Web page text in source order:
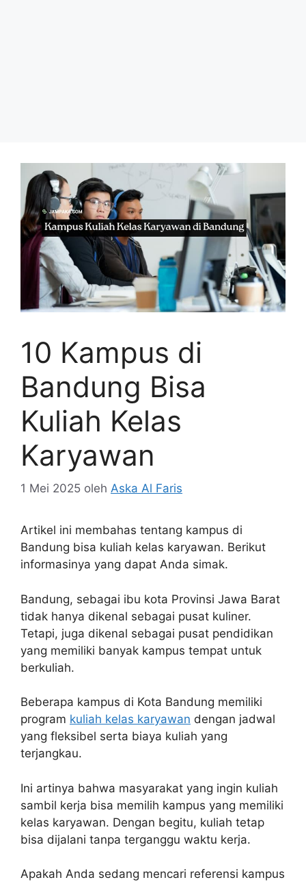
10 Kampus di
Bandung Bisa
Kuliah Kelas
Karyawan
1 Mei 2025 oleh Aska Al Faris
Artikel ini membahas tentang kampus di
Bandung bisa kuliah kelas karyawan. Berikut
informasinya yang dapat Anda simak.
Bandung, sebagai ibu kota Provinsi Jawa Barat
tidak hanya dikenal sebagai pusat kuliner.
Tetapi, juga dikenal sebagai pusat pendidikan
yang memiliki banyak kampus tempat untuk
berkuliah.
Beberapa kampus di Kota Bandung memiliki
program kuliah kelas karyawan dengan jadwal
yang fleksibel serta biaya kuliah yang
terjangkau.
Ini artinya bahwa masyarakat yang ingin kuliah
sambil kerja bisa memilih kampus yang memiliki
kelas karyawan. Dengan begitu, kuliah tetap
bisa dijalani tanpa terganggu waktu kerja.
Apakah Anda sedang mencari referensi kampus